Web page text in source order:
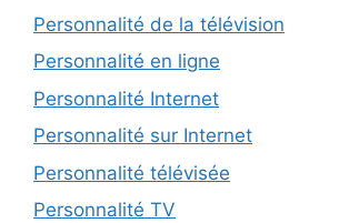
Personnalité de la télévision
Personnalité en ligne
Personnalité Internet
Personnalité sur Internet
Personnalité télévisée
Personnalité TV